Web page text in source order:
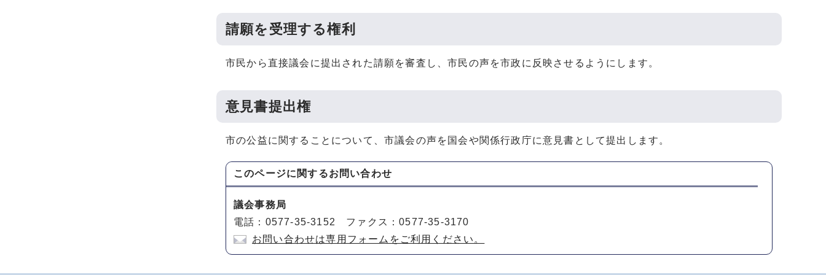
請願を受理する権利
市民から直接議会に提出された請願を審査し、市民の声を市政に反映させるようにします。
意見書提出権
市の公益に関することについて、市議会の声を国会や関係行政庁に意見書として提出します。
このページに関するお問い合わせ
議会事務局
電話：0577-35-3152 ファクス：0577-35-3170
お問い合わせは専用フォームをご利用ください。